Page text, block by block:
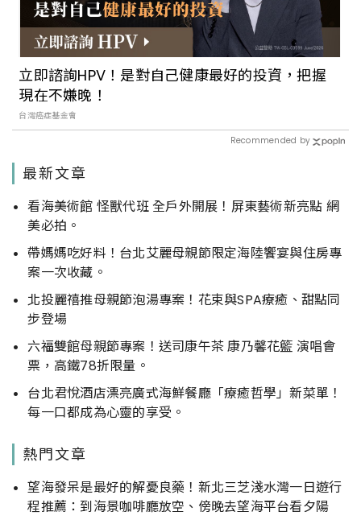
立即諮詢HPV！是對自己健康最好的投資，把握
現在不嫌晚！
台灣癌症基金會
Recommended by
最新文章
看海美術館 怪獸代班 全戶外開展！屏東藝術新亮點 網
美必拍。
帶媽媽吃好料！台北艾麗母親節限定海陸饗宴與住房專
案一次收藏。
北投麗禧推母親節泡湯專案！花束與SPA療癒、甜點同
步登場
六福雙館母親節專案！送司康午茶 康乃馨花籃 演唱會
票，高鐵78折限量。
台北君悅酒店漂亮廣式海鮮餐廳「療癒哲學」新菜單！
每一口都成為心靈的享受。
熱門文章
望海發呆是最好的解憂良藥！新北三芝淺水灣一日遊行
程推薦：到海景咖啡廳放空、傍晚去望海平台看夕陽